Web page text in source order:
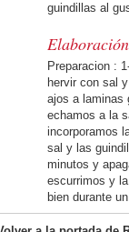
guindillas al
Elaboración
Preparacion :
hervir con sal
ajos a laminas
echamos a la
incorporamos
sal y las
minutos y
escurrimos y
bien durante